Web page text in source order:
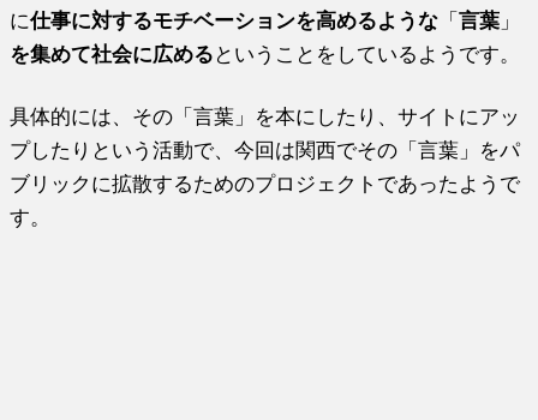
に仕事に対するモチベーションを高めるような 「言葉 」
を集めて社会に広める ということをしているようです。
具体的には、その「言葉」を本にしたり、サイトにアッ
プしたりという活動で、今回は関西でその「言葉」をパ
ブリックに拡散するためのプロジェクトであったようで
す。